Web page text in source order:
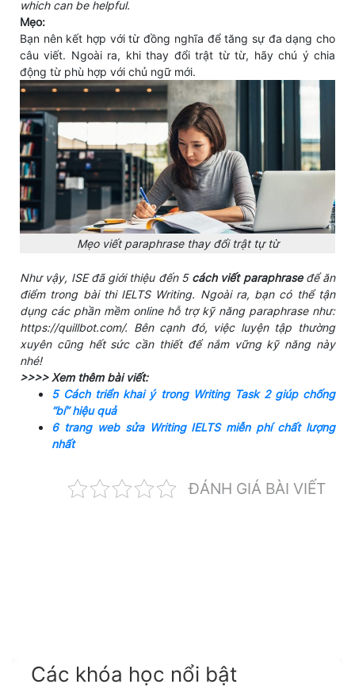
which can be helpful.
Mẹo:
Bạn nên kết hợp với từ đồng nghĩa để tăng sự đa dạng cho
câu viết. Ngoài ra, khi thay đổi trật từ từ, hãy chú ý chia
động từ phù hợp với chủ ngữ mới.
Mẹo viết paraphrase thay đổi trật tự từ
Như vậy, ISE đã giới thiệu đến 5 cách viết paraphraseđể ăn
điểm trong bài thi IELTS Writing. Ngoài ra, bạn có thể tận
dụng các phần mềm online hỗ trợ kỹ năng paraphrase như:
https://quillbot.com/. Bên cạnh đó, việc luyện tập thường
xuyên cũng hết sức cần thiết để nắm vững kỹ năng này
nhé!
>>>> Xem thêm bài viết:
5 Cách triển khai ý trong Writing Task 2 giúp chống
“bí” hiệu quả
6 trang web sửa Writing IELTS miễn phí chất lượng
nhất
ĐÁNH GIÁ BÀI VIẾT
Các khóa học nổi bật